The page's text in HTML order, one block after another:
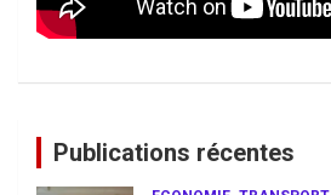
Publications récentes